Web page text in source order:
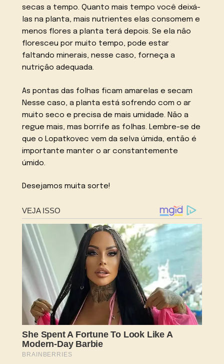
secas a tempo. Quanto mais tempo você deixá-
las na planta, mais nutrientes elas consomem e
menos flores a planta terá depois. Se ela não
floresceu por muito tempo, pode estar
faltando minerais, nesse caso, forneça a
nutrição adequada.
As pontas das folhas ficam amarelas e secam
Nesse caso, a planta está sofrendo com o ar
muito seco e precisa de mais umidade. Não a
regue mais, mas borrife as folhas. Lembre-se de
que o Lopatkovec vem da selva úmida, então é
importante manter o ar constantemente
úmido.
Desejamos muita sorte!